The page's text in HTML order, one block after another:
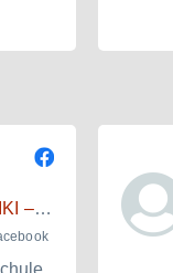
IKI – Internationales Kulturinstitut